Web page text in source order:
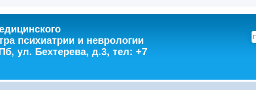
психиатрии и неврологии
ул. Бехтерева, д.3, тел: +7